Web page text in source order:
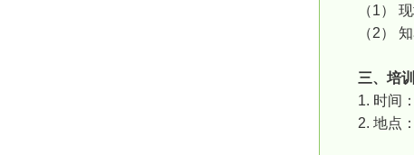
（1）
（2）
三、培
1. 时间
2. 地点